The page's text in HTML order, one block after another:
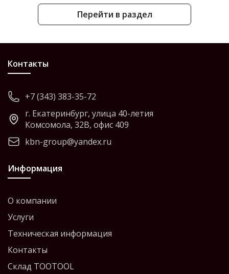
Перейти в раздел
Контакты
+7 (343) 383-35-72
г. Екатеринбург, улица 40-летия
Комсомола, 32В, офис 409
kbn-group@yandex.ru
Информация
О компании
Услуги
Техническая информация
Контакты
Склад TOOTOOL